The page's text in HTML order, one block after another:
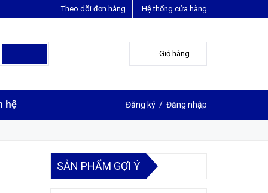
Hệ thống cửa hàng
Theo dõi đơn hàng
Giỏ hàng
hệ Đăng ký / Đăng nhập
LIÊN HỆ ĐẶT HÀNG
SẢN PHẨM GỢI Ý